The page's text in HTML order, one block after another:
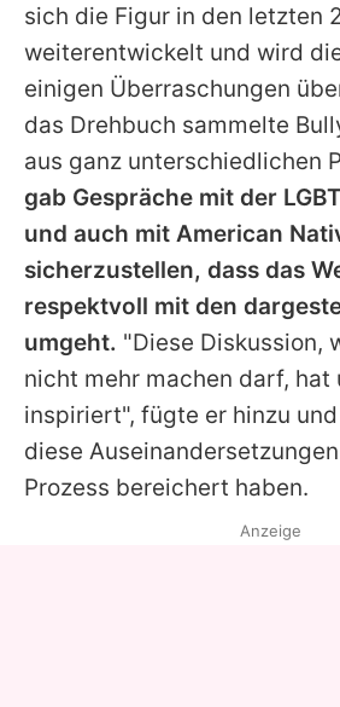
sich die Figur in den letzten
weiterentwickelt und wird
einigen Überraschungen
das Drehbuch sammelte
aus ganz unterschiedlichen
gab Gespräche mit der
und auch mit American
sicherzustellen, dass das
respektvoll mit den
umgeht. "Diese Diskussion,
nicht mehr machen darf, hat
inspiriert", fügte er hinzu
diese
Prozess bereichert haben.
Anzeige